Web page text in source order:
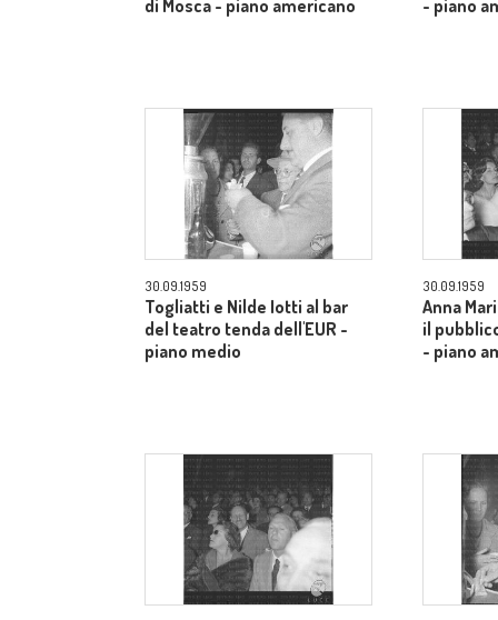
di Mosca - piano americano - piano
30.09.1959
Togliatti e Nilde Iotti al bar
del teatro tenda dell'EUR -
piano medio
30.09.1959
Anna
il
- piano